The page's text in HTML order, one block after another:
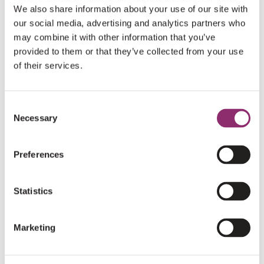
We also share information about your use of our site with
our social media, advertising and analytics partners who
may combine it with other information that you’ve
provided to them or that they’ve collected from your use
of their services.
Selection
Necessary
Preferences
Statistics
Marketing
DONEER EN MAAK HET VERSCHIL!
DONEER NU
HARTELIJK DANK AAN ONZE DONATEURS
€11
Heerlijke salade met last minute toeslag
SALADELIEFHEBBER ROSANNE €8